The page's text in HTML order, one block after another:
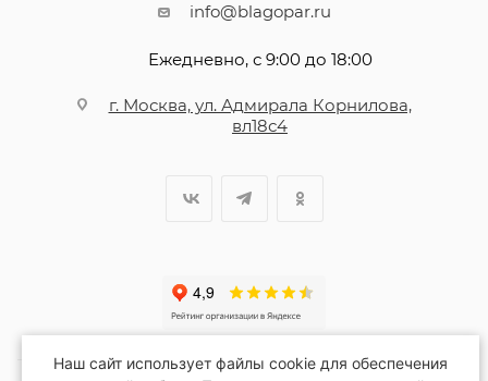
info@blagopar.ru
Ежедневно, с 9:00 до 18:00
г. Москва, ул. Адмирала Корнилова,
вл18с4
Наш сайт использует файлы cookie для обеспечения